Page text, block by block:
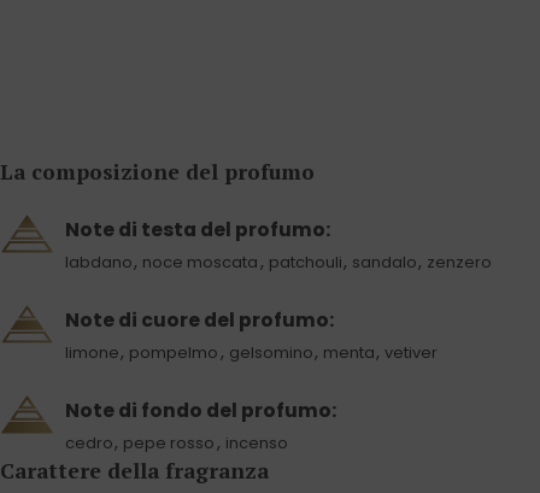
La composizione del profumo
Note di testa del profumo:
labdano, noce moscata, patchouli, sandalo, zenzero
Note di cuore del profumo:
limone, pompelmo, gelsomino, menta, vetiver
Note di fondo del profumo:
cedro, pepe rosso , incenso
Carattere della fragranza